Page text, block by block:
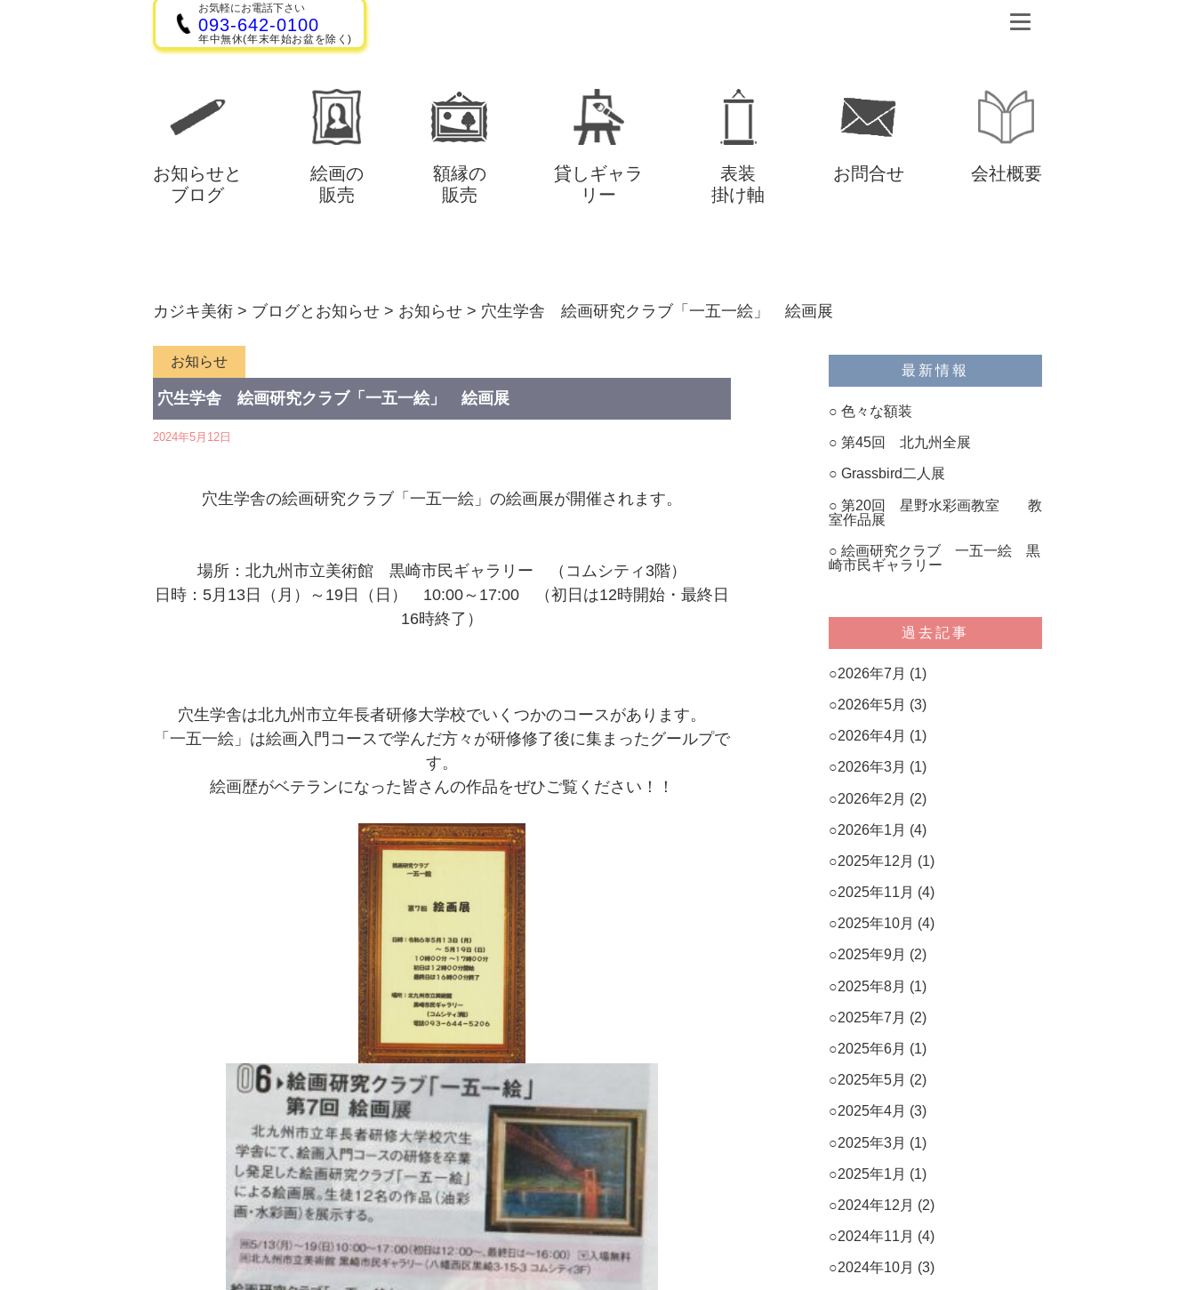
お気軽にお電話下さい
093-642-0100
年中無休(年末年始お盆を除く)
お知らせと
ブログ
絵画の
販売
額縁の
販売
貸しギャラ
リー
表装
掛け軸
お問合せ 会社概要
カジキ美術 > ブログとお知らせ > お知らせ > 穴生学舎 絵画研究クラブ「一五一絵」 絵画展
お知らせ
穴生学舎 絵画研究クラブ「一五一絵」 絵画展
2024年5月12日
穴生学舎の絵画研究クラブ「一五一絵」の絵画展が開催されます。
場所：北九州市立美術館 黒崎市民ギャラリー （コムシティ3階）
日時：5月13日（月）～19日（日） 10:00～17:00 （初日は12時開始・最終日
16時終了）
穴生学舎は北九州市立年長者研修大学校でいくつかのコースがあります。
「一五一絵」は絵画入門コースで学んだ方々が研修修了後に集まったグールプで
す。
絵画歴がベテランになった皆さんの作品をぜひご覧ください！！
最新情報
色々な額装
第45回 北九州全展
Grassbird二人展
第20回 星野水彩画教室 教
室作品展
絵画研究クラブ 一五一絵 黒
崎市民ギャラリー
過去記事
2026年7月 (1)
2026年5月 (3)
2026年4月 (1)
2026年3月 (1)
2026年2月 (2)
2026年1月 (4)
2025年12月 (1)
2025年11月 (4)
2025年10月 (4)
2025年9月 (2)
2025年8月 (1)
2025年7月 (2)
2025年6月 (1)
2025年5月 (2)
2025年4月 (3)
2025年3月 (1)
2025年1月 (1)
2024年12月 (2)
2024年11月 (4)
2024年10月 (3)